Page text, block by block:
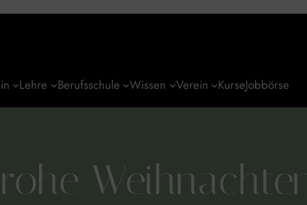
Lehre Berufsschule Wissen Verein KurseJobbörse